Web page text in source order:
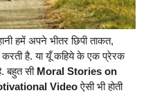
हमें अपने भीतर छिपी ताकत,
करती है. या यूँ कहिये के एक प्रेरक
बहुत सी Moral Stories on
Videoऐसी भी होती